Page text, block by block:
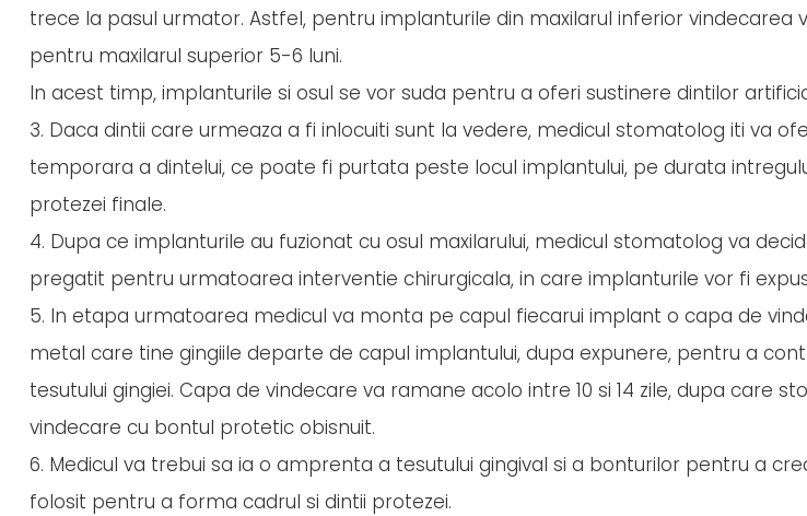
trece la pasul urmator. Astfel, pentru implanturile din maxilarul inferior vindecarea
pentru maxilarul superior 5-6 luni.
In acest timp, implanturile si osul se vor suda pentru a oferi sustinere dintilor
3. Daca dintii care urmeaza a fi inlocuiti sunt la vedere, medicul stomatolog iti va
temporara a dintelui, ce poate fi purtata peste locul implantului, pe durata
protezei finale.
4. Dupa ce implanturile au fuzionat cu osul maxilarului, medicul stomatolog va
pregatit pentru urmatoarea interventie chirurgicala, in care implanturile vor fi
5. In etapa urmatoarea medicul va monta pe capul fiecarui implant o capa de
metal care tine gingiile departe de capul implantului, dupa expunere, pentru a
tesutului gingiei. Capa de vindecare va ramane acolo intre 10 si 14 zile, dupa care
vindecare cu bontul protetic obisnuit.
6. Medicul va trebui sa ia o amprenta a tesutului gingival si a bonturilor pentru a
folosit pentru a forma cadrul si dintii protezei.